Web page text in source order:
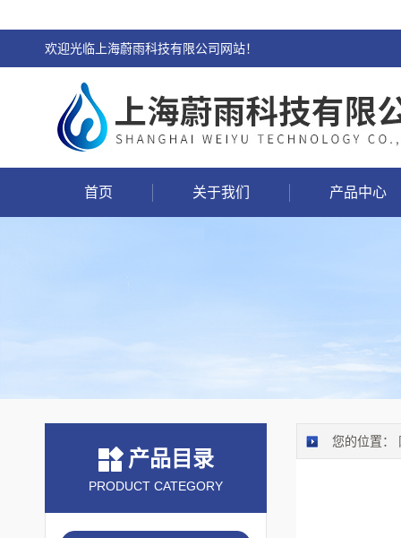
欢迎光临上海蔚雨科技有限公司网站！
首页 关于我们 产品中心
产品目录
PRODUCT CATEGORY
您的位置：